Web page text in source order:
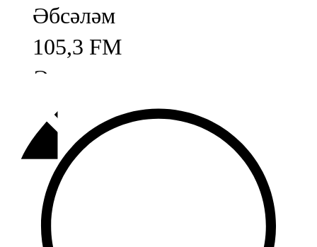
Әбсәләм
105,3 FM
Әлмәт
92,9 FM
Базарлы матак
107,1 FM
Балык бистәсе
104,9 FM